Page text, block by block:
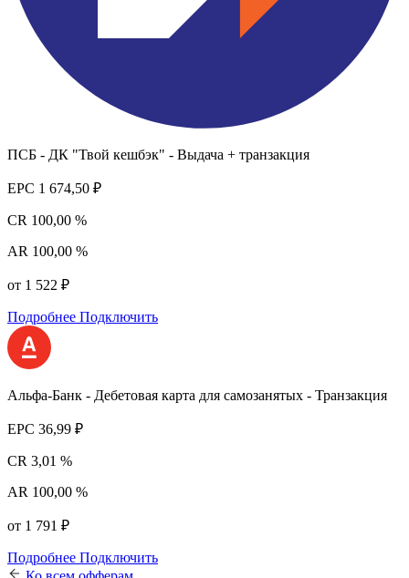
ПСБ - ДК "Твой кешбэк" - Выдача + транзакция
EPC 1 674,50 ₽
CR 100,00 %
AR 100,00 %
от 1 522 ₽
Подробнее Подключить
Альфа-Банк - Дебетовая карта для самозанятых - Транзакция
EPC 36,99 ₽
CR 3,01 %
AR 100,00 %
от 1 791 ₽
Подробнее Подключить